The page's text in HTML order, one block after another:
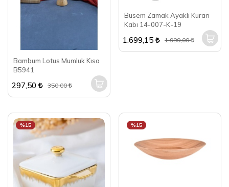
Bambum Lotus Mumluk Kısa
B5941
297,50 350,00
Busem Zamak Ayaklı Kuran
Kabı 14-007-K-19
1.699,15 1.999,00
%15 %15